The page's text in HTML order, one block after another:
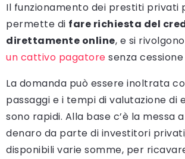
Il funzionamento dei prestiti
permette di fare richiesta del
direttamente online, e si
un cattivo pagatore senza
La domanda può essere inoltrata
passaggi e i tempi di valutazione di
sono rapidi. Alla base c’è la messa
denaro da parte di investitori
disponibili varie somme, per